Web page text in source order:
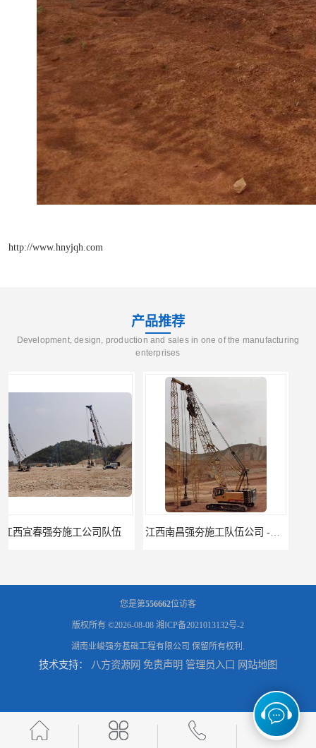
http://www.hnyjqh.com
产品推荐
Development, design, production and sales in one of the manufacturing
enterprises
湖南强夯施工公司 湖南怀化强夯施工队伍公司厂房地基强夯施工
您是第556662位访客
版权所有 ©2026-08-08 湘ICP备2021013132号-2
湖南业峻强夯基础工程有限公司 保留所有权利.
技术支持： 八方资源网 免责声明 管理员入口 网站地图